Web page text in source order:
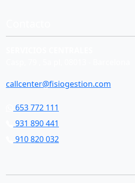
callcenter@fisiogestion.com
653 772 111
931 890 441
910 820 032